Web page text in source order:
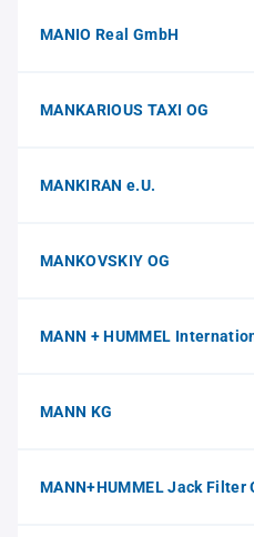
MANIO Real GmbH
MANKARIOUS TAXI OG
MANKIRAN e.U.
MANKOVSKIY OG
MANN + HUMMEL
MANN KG
MANN+HUMMEL Jack Filter